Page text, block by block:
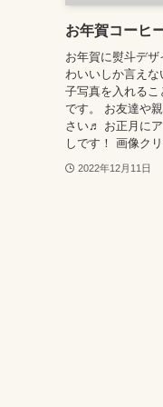
お年賀コーヒ
お年賀に熨斗デ
わいいしか言え
子写真を入れるこ
です。 お友達や
さい♬ お正月に
しです！ 画像ク
2022年12月11日